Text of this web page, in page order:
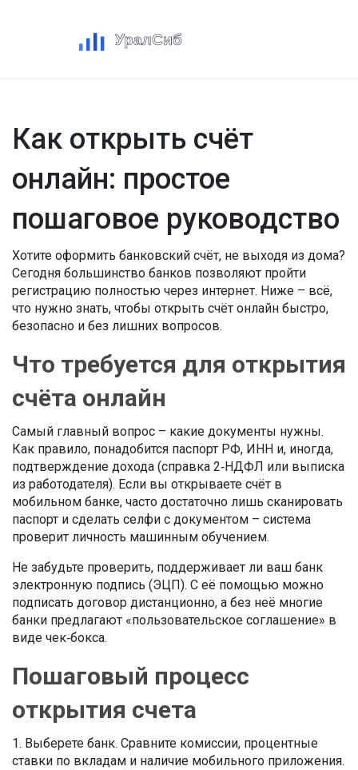
Как открыть счёт
онлайн: простое
пошаговое руководство
Хотите оформить банковский счёт, не выходя из дома?
Сегодня большинство банков позволяют пройти
регистрацию полностью через интернет. Ниже – всё,
что нужно знать, чтобы открыть счёт онлайн быстро,
безопасно и без лишних вопросов.
Что требуется для открытия
счёта онлайн
Самый главный вопрос – какие документы нужны.
Как правило, понадобится паспорт РФ, ИНН и, иногда,
подтверждение дохода (справка 2‑НДФЛ или выписка
из работодателя). Если вы открываете счёт в
мобильном банке, часто достаточно лишь сканировать
паспорт и сделать селфи с документом – система
проверит личность машинным обучением.
Не забудьте проверить, поддерживает ли ваш банк
электронную подпись (ЭЦП). С её помощью можно
подписать договор дистанционно, а без неё многие
банки предлагают «пользовательское соглашение» в
виде чек‑бокса.
Пошаговый процесс
открытия счета
1. Выберете банк. Сравните комиссии, процентные
ставки по вкладам и наличие мобильного приложения.